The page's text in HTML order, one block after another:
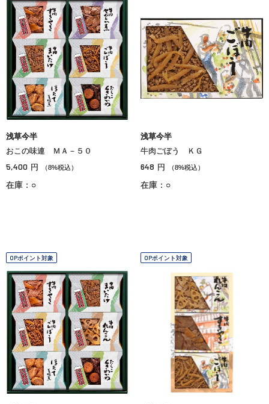
浅草今半
おこの味連 ＭＡ－５０
5,400 円 （8%税込）
在庫：○
浅草今半
牛肉ごぼう ＫＧ
648 円 （8%税込）
在庫：○
OPポイント対象 OPポイント対象